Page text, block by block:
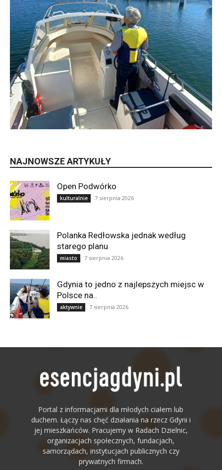
NAJNOWSZE ARTYKUŁY
Open Podwórko
kulturalnie 7 sierpnia 2026
Polanka Redłowska jednak według
starego planu
miasto 7 sierpnia 2026
Gdynia to jedno z najlepszych miejsc w
Polsce na..
aktywnie 7 sierpnia 2026
Portal z informacjami dla młodych ciałem lub
duchem. Łączy nas chęć działania na rzecz Gdyni i
jej mieszkańców. Pracujemy w Radach Dzielnic,
organizacjach społecznych, fundacjach,
samorządach, instytucjach publicznych czy
prywatnych firmach.